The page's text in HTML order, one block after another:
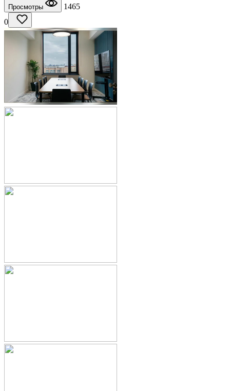
Просмотры
1465
0